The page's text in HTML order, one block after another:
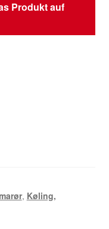
Produkt auf
, Køling,